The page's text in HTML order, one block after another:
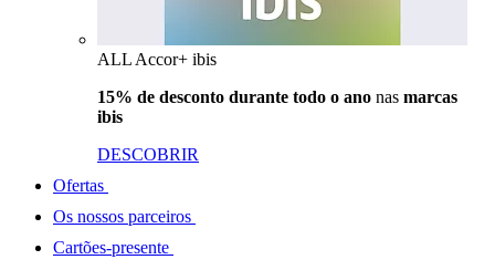
ALL Accor+ ibis
15% de desconto durante todo o ano nas marcas
ibis
DESCOBRIR
Ofertas
Os nossos parceiros
Cartões-presente